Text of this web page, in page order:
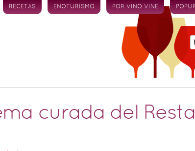
RECETAS ENOTURISMO POR VINO VINE
curada del